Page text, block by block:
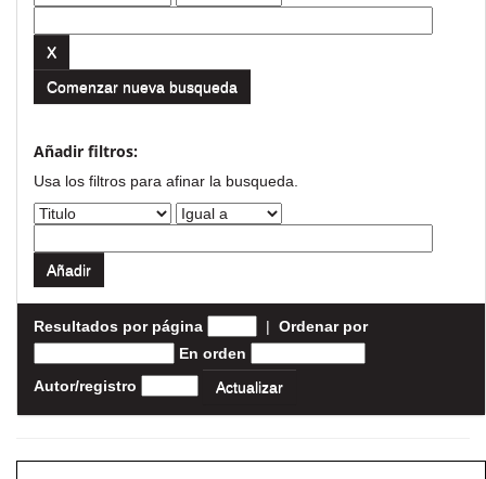
Comenzar nueva busqueda
Añadir filtros:
Usa los filtros para afinar la busqueda.
Resultados por página | Ordenar por
En orden
Autor/registro